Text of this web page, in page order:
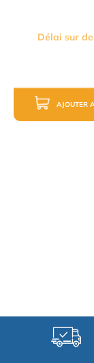
Délai sur
AJOUTER